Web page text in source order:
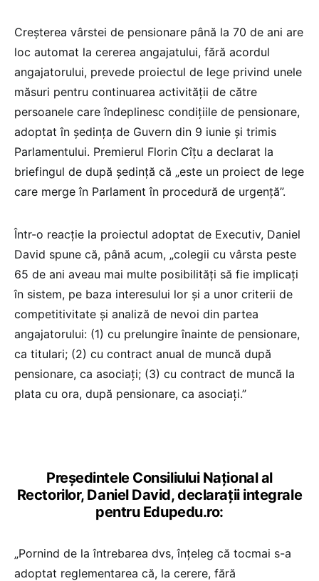
Creșterea vârstei de pensionare până la 70 de ani are
loc automat la cererea angajatului, fără acordul
angajatorului, prevede proiectul de lege privind unele
măsuri pentru continuarea activității de către
persoanele care îndeplinesc condițiile de pensionare,
adoptat în ședința de Guvern din 9 iunie și trimis
Parlamentului. Premierul Florin Cîțu a declarat la
briefingul de după ședință că „este un proiect de lege
care merge în Parlament în procedură de urgență”.
Într-o reacție la proiectul adoptat de Executiv, Daniel
David spune că, până acum, „colegii cu vârsta peste
65 de ani aveau mai multe posibilități să fie implicați
în sistem, pe baza interesului lor și a unor criterii de
competitivitate și analiză de nevoi din partea
angajatorului: (1) cu prelungire înainte de pensionare,
ca titulari; (2) cu contract anual de muncă după
pensionare, ca asociați; (3) cu contract de muncă la
plata cu ora, după pensionare, ca asociați.”
Președintele Consiliului Național al
Rectorilor, Daniel David, declarații integrale
pentru Edupedu.ro:
„Pornind de la întrebarea dvs, înțeleg că tocmai s-a
adoptat reglementarea că, la cerere, fără